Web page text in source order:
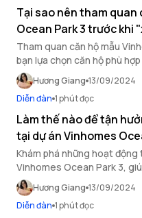
Tại sao nên tham quan
Ocean Park 3 trước khi
Tham quan căn hộ mẫu
bạn lựa chọn căn hộ phù
Hương Giang 13/09/2024
Diễn đàn 1 phút đọc
Làm thế nào để tận
tại dự án Vinhomes
Khám phá những hoạt động
Vinhomes Ocean Park 3,
thật ý nghĩa.
Hương Giang 13/09/2024
Diễn đàn 1 phút đọc